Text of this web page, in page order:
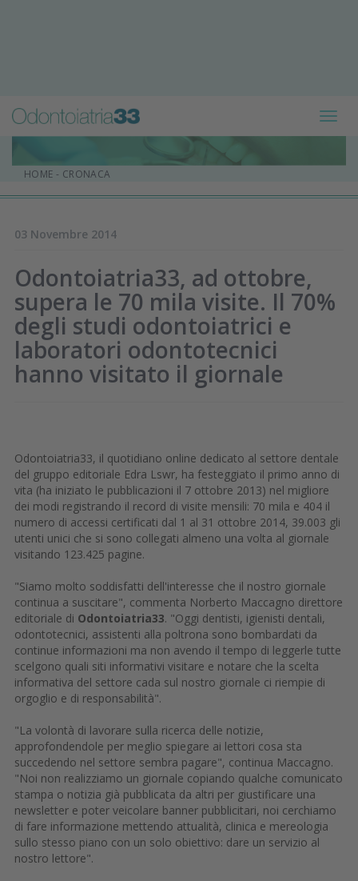
HOME - CRONACA
03 Novembre 2014
Odontoiatria33, ad ottobre,
supera le 70 mila visite. Il 70%
degli studi odontoiatrici e
laboratori odontotecnici
hanno visitato il giornale
Odontoiatria33, il quotidiano online dedicato al settore dentale
del gruppo editoriale Edra Lswr, ha festeggiato il primo anno di
vita (ha iniziato le pubblicazioni il 7 ottobre 2013) nel migliore
dei modi registrando il record di visite mensili: 70 mila e 404 il
numero di accessi certificati dal 1 al 31 ottobre 2014, 39.003 gli
utenti unici che si sono collegati almeno una volta al giornale
visitando 123.425 pagine.
"Siamo molto soddisfatti dell'interesse che il nostro giornale
continua a suscitare", commenta Norberto Maccagno direttore
editoriale di Odontoiatria33. "Oggi dentisti, igienisti dentali,
odontotecnici, assistenti alla poltrona sono bombardati da
continue informazioni ma non avendo il tempo di leggerle tutte
scelgono quali siti informativi visitare e notare che la scelta
informativa del settore cada sul nostro giornale ci riempie di
orgoglio e di responsabilità".
"La volontà di lavorare sulla ricerca delle notizie,
approfondendole per meglio spiegare ai lettori cosa sta
succedendo nel settore sembra pagare", continua Maccagno.
"Noi non realizziamo un giornale copiando qualche comunicato
stampa o notizia già pubblicata da altri per giustificare una
newsletter e poter veicolare banner pubblicitari, noi cerchiamo
di fare informazione mettendo attualità, clinica e mereologia
sullo stesso piano con un solo obiettivo: dare un servizio al
nostro lettore".